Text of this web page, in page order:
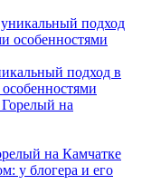
подход в
на Камчатке